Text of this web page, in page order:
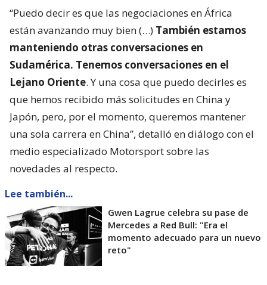
“Puedo decir es que las negociaciones en África
están avanzando muy bien (…) También estamos
manteniendo otras conversaciones en
Sudamérica. Tenemos conversaciones en el
Lejano Oriente. Y una cosa que puedo decirles es
que hemos recibido más solicitudes en China y
Japón, pero, por el momento, queremos mantener
una sola carrera en China”, detalló en diálogo con el
medio especializado Motorsport sobre las
novedades al respecto.
Lee también...
Gwen Lagrue celebra su pase de
Mercedes a Red Bull: "Era el
momento adecuado para un nuevo
reto"